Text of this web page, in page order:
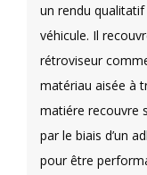
un rendu
véhicule. Il
rétroviseur
matériau aisée à
matiére recouvre
par le biais d’un
pour être